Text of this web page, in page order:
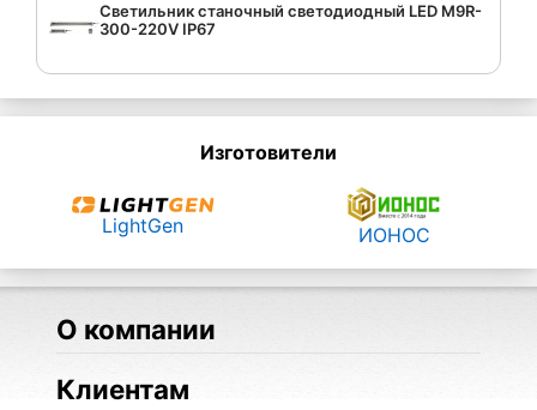
Светильник станочный светодиодный LED M9R-
300-220V IP67
Изготовители
LightGen ИОНОС
О компании
Клиентам